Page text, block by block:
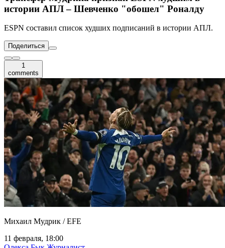
истории АПЛ – Шевченко "обошел" Роналду
ESPN составил список худших подписаний в истории АПЛ.
Поделиться
1
comments
Михаил Мудрик / EFE
11 февраля, 18:00